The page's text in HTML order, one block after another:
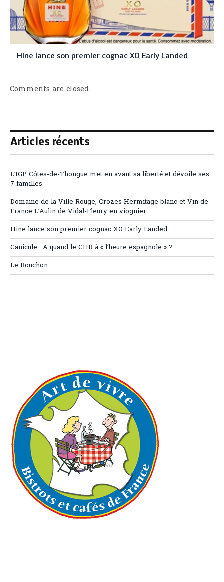
Hine lance son premier cognac XO Early Landed
Comments are closed.
Articles récents
L’IGP Côtes-de-Thongue met en avant sa liberté et dévoile ses
7 familles
Domaine de la Ville Rouge, Crozes Hermitage blanc et Vin de
France L’Aulin de Vidal-Fleury en viognier
Hine lance son premier cognac XO Early Landed
Canicule : A quand le CHR à « l’heure espagnole » ?
Le Bouchon